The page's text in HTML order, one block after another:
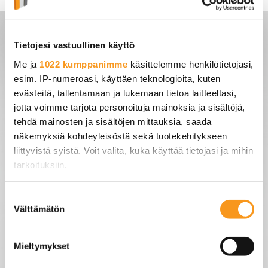
Tietojesi vastuullinen käyttö
Me ja 1022 kumppanimme käsittelemme henkilötietojasi,
esim. IP-numeroasi, käyttäen teknologioita, kuten
evästeitä, tallentamaan ja lukemaan tietoa laitteeltasi,
jotta voimme tarjota personoituja mainoksia ja sisältöjä,
tehdä mainosten ja sisältöjen mittauksia, saada
näkemyksiä kohdeyleisöstä sekä tuotekehitykseen
liittyvistä syistä. Voit valita, kuka käyttää tietojasi ja mihin
tarkoituksiin.
Kerätä tietoja maantieteellisestä sijainnistasi,
ominaispiirteitä aktiivisesti (sormenjäljen
valinta
Välttämätön
Mieltymykset
Web hosting Micro features
Price (for domain purchases)
Price
Power class Normal
5 Gb/mo